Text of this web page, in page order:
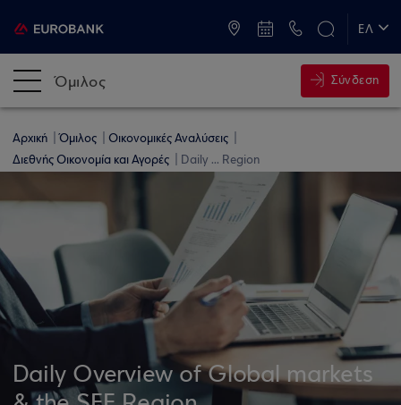
ΕΛ
Όμιλος Σύνδεση
Αρχική Όμιλος
Οικονομικές Αναλύσεις
Διεθνής Οικονομία και Αγορές
Daily ... Region
Daily Overview of Global markets